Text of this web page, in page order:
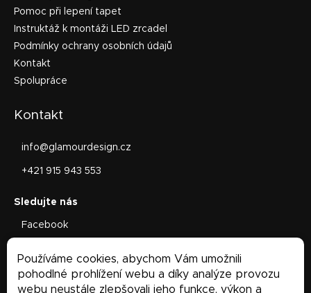
Používáme cookies, abychom Vám umožnili
pohodlné prohlížení webu a díky analýze provozu
webu neustále zlepšovali jeho funkce, výkon a
Pomoc při lepení tapet
Instruktáž k montáži LED zrcadel
Podmínky ochrany osobních údajů
Kontakt
Spolupráce
Kontakt
info@glamourdesign.cz
+421 915 943 553
Facebook
Facebook